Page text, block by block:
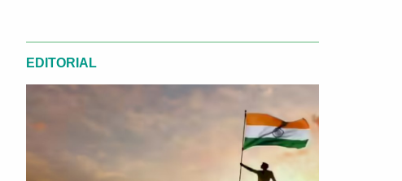
EDITORIAL